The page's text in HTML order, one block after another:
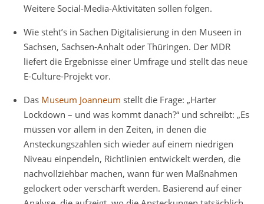
Weitere Social-Media-Aktivitäten sollen folgen.
Wie steht’s in Sachen Digitalisierung in den Museen in
Sachsen, Sachsen-Anhalt oder Thüringen. Der MDR
liefert die Ergebnisse einer Umfrage und stellt das neue
E-Culture-Projekt vor.
Das Museum Joanneum stellt die Frage: „Harter
Lockdown – und was kommt danach?“ und schreibt: „Es
müssen vor allem in den Zeiten, in denen die
Ansteckungszahlen sich wieder auf einem niedrigen
Niveau einpendeln, Richtlinien entwickelt werden, die
nachvollziehbar machen, wann für wen Maßnahmen
gelockert oder verschärft werden. Basierend auf einer